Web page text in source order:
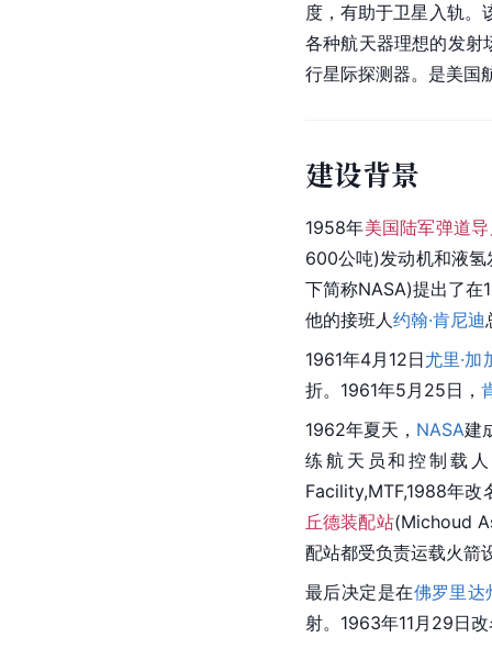
度，有助于卫星 入轨。
各种航天器理想的发射
行星际探测器。是美国
建设背景
1958年美国陆军弹道
600公吨)发动机和液氢
下简称NASA)提出了
他的接班人约翰·肯尼迪
1961年4月12日尤里·加
折。1961年5月25日，
1962年夏天， NASA建
练航天员和控制载
Facility,MTF,1988年改
丘德装配站(Michoud
配站都受负责运载火箭
最后决定是在佛罗里达
射。1963年11月29日